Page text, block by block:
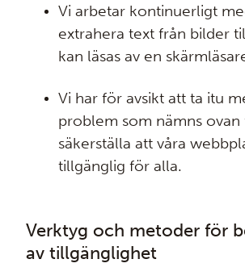
Vi arbetar kontinuerligt
extrahera text från bilder
kan läsas av en
Vi har för avsikt att ta itu
problem som nämns
säkerställa att våra
tillgänglig för alla.
Verktyg och metoder för
av tillgänglighet